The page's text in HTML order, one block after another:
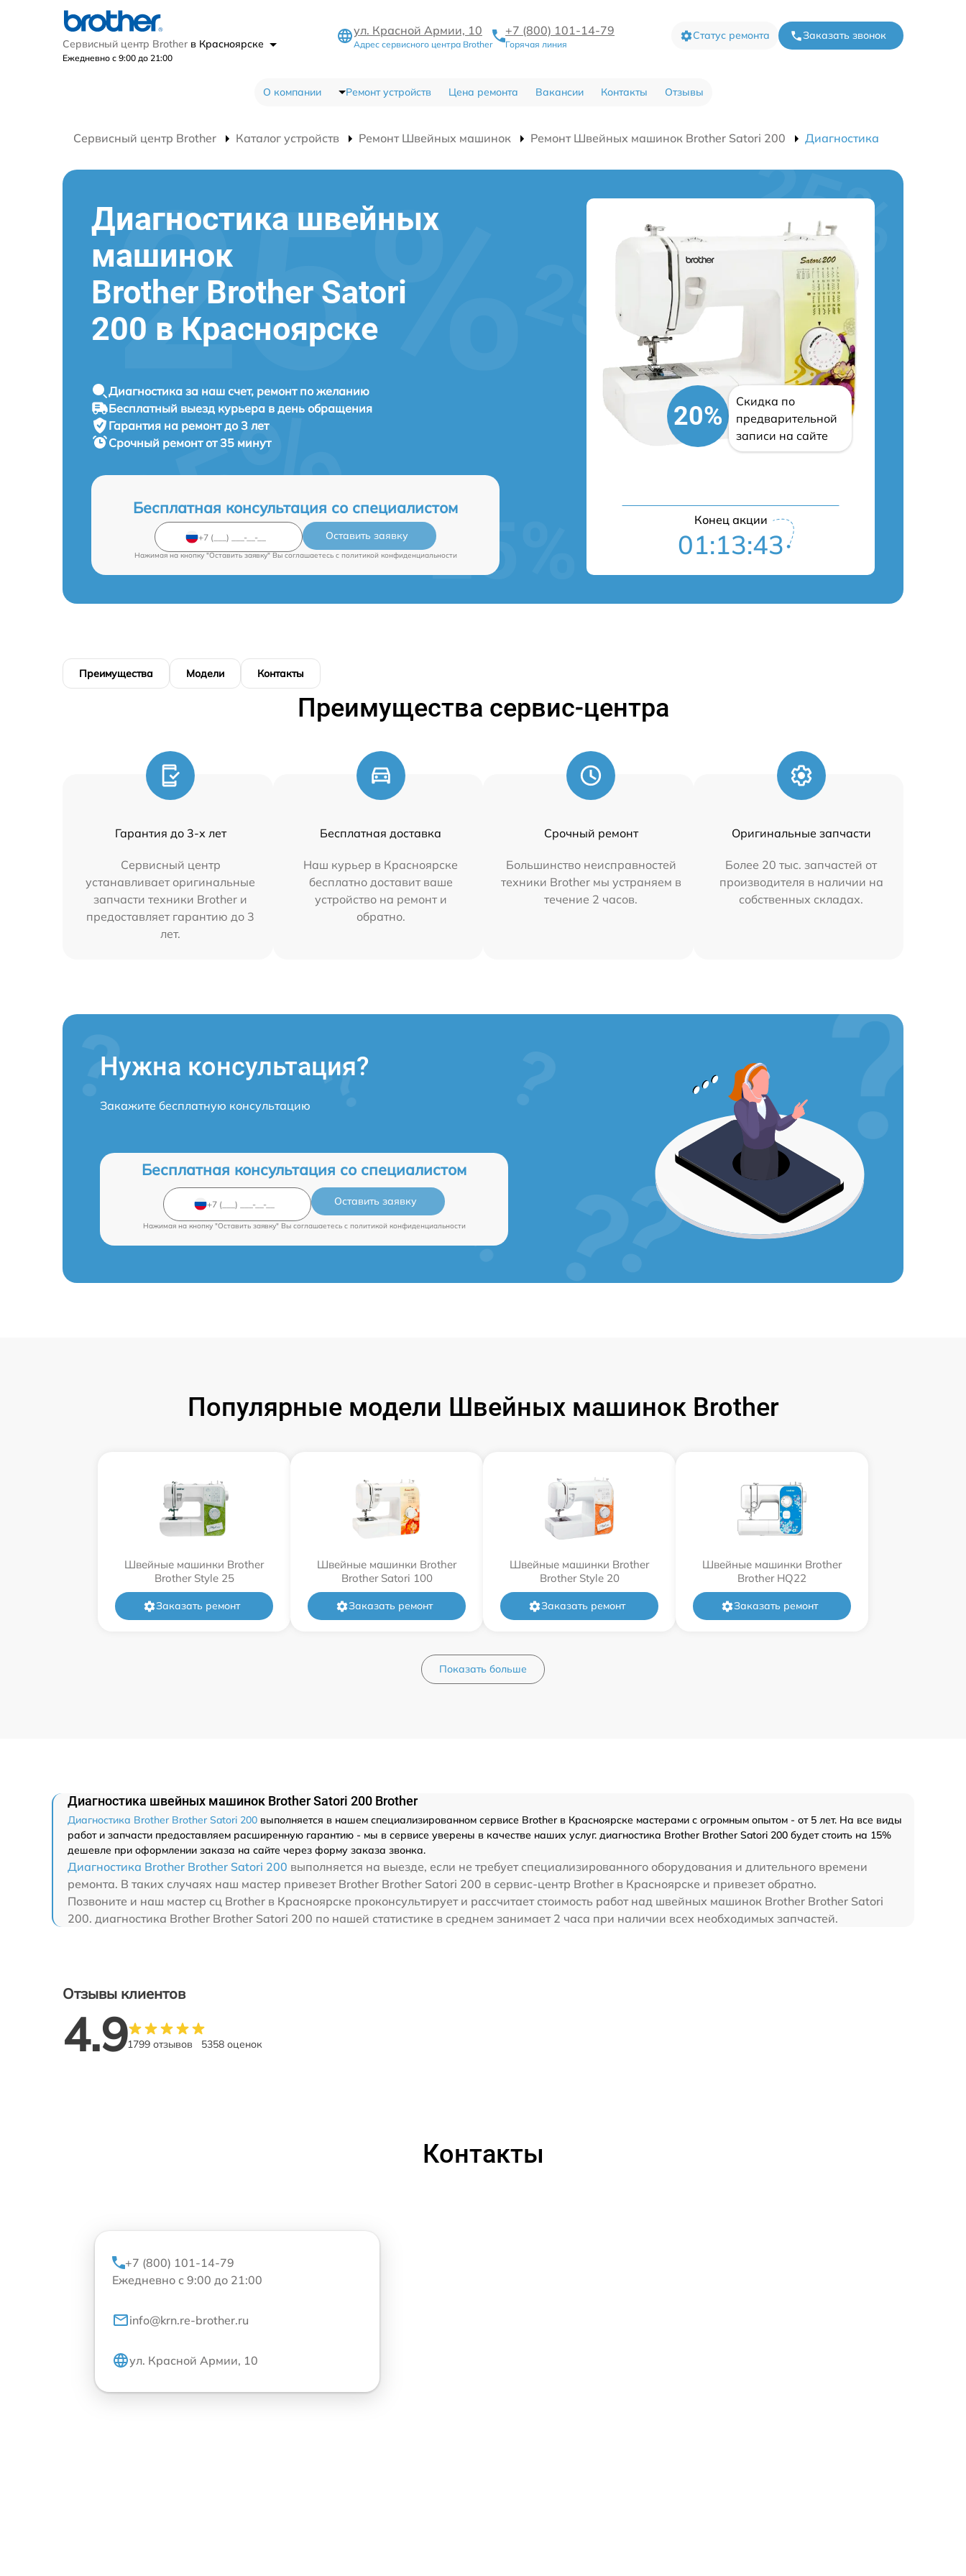
Сервисный центр Brother в Красноярске
Ежедневно с 9:00 до 21:00
ул. Красной Армии, 10
Адрес сервисного центра Brother
+7 (800) 101-14-79
Горячая линия
Статус ремонта Заказать звонок
О компании Ремонт устройств Цена ремонта Вакансии Контакты Отзывы
Сервисный центр Brother Каталог устройств Ремонт Швейных машинок Ремонт Швейных машинок Brother Satori 200 Диагностика
Диагностика швейных
машинок
Brother Brother Satori
200 в Красноярске
Диагностика за наш счет, ремонт по желанию
Бесплатный выезд курьера в день обращения
Гарантия на ремонт до 3 лет
Срочный ремонт от 35 минут
Бесплатная консультация со специалистом
Оставить заявку
Нажимая на кнопку "Оставить заявку" Вы соглашаетесь c политикой конфиденциальности
20%
Скидка по
предварительной
записи на сайте
Конец акции
01:13:42
Преимущества Модели Контакты
Преимущества сервис-центра
Гарантия до 3-х лет
Сервисный центр
устанавливает оригинальные
запчасти техники Brother и
предоставляет гарантию до 3
лет.
Бесплатная доставка
Наш курьер в Красноярске
бесплатно доставит ваше
устройство на ремонт и
обратно.
Срочный ремонт
Большинство неисправностей
техники Brother мы устраняем в
течение 2 часов.
Оригинальные запчасти
Более 20 тыс. запчастей от
производителя в наличии на
собственных складах.
Нужна консультация?
Закажите бесплатную консультацию
Бесплатная консультация со специалистом
Оставить заявку
Нажимая на кнопку "Оставить заявку" Вы соглашаетесь c политикой конфиденциальности
Популярные модели Швейных машинок Brother
Швейные машинки Brother
Brother Style 25
Заказать ремонт
Швейные машинки Brother
Brother Satori 100
Заказать ремонт
Швейные машинки Brother
Brother Style 20
Заказать ремонт
Швейные машинки Brother
Brother HQ22
Заказать ремонт
Показать больше
Диагностика швейных машинок Brother Satori 200 Brother
Диагностика Brother Brother Satori 200 выполняется в нашем специализированном сервисе Brother в Красноярске мастерами с огромным опытом - от 5 лет. На все виды
работ и запчасти предоставляем расширенную гарантию - мы в сервисе уверены в качестве наших услуг. диагностика Brother Brother Satori 200 будет стоить на 15%
дешевле при оформлении заказа на сайте через форму заказа звонка.
Диагностика Brother Brother Satori 200 выполняется на выезде, если не требует специализированного оборудования и длительного времени
ремонта. В таких случаях наш мастер привезет Brother Brother Satori 200 в сервис-центр Brother в Красноярске и привезет обратно.
Позвоните и наш мастер сц Brother в Красноярске проконсультирует и рассчитает стоимость работ над швейных машинок Brother Brother Satori
200. диагностика Brother Brother Satori 200 по нашей статистике в среднем занимает 2 часа при наличии всех необходимых запчастей.
Отзывы клиентов
4.91799 отзывов 5358 оценок
Контакты
+7 (800) 101-14-79
Ежедневно с 9:00 до 21:00
info@krn.re-brother.ru
ул. Красной Армии, 10